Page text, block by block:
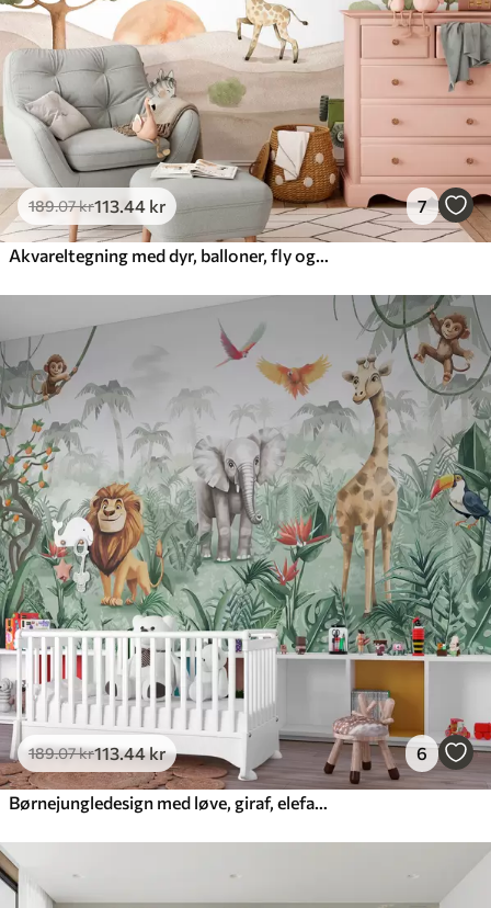
189.07kr113 .44 kr 7
189.07kr113.44kr 6